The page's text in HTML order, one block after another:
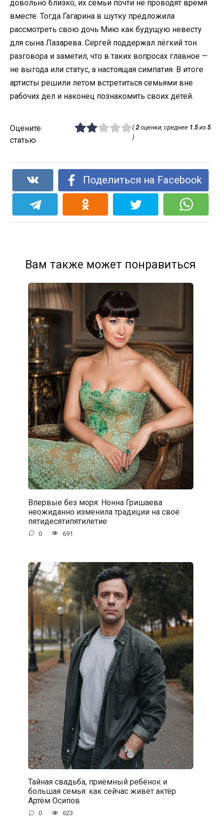
довольно близко, их семьи почти не проводят время
вместе. Тогда Гагарина в шутку предложила
рассмотреть свою дочь Мию как будущую невесту
для сына Лазарева. Сергей поддержал лёгкий тон
разговора и заметил, что в таких вопросах главное —
не выгода или статус, а настоящая симпатия. В итоге
артисты решили летом встретиться семьями вне
рабочих дел и наконец познакомить своих детей.
Оцените
статью
(2 оценки, среднее 1.5из5
)
Поделиться на Facebook
Вам также может понравиться
Впервые без моря: Нонна Гришаева
неожиданно изменила традиции на своё
пятидесятипятилетие
0 691
Тайная свадьба, приёмный ребёнок и
большая семья: как сейчас живёт актёр
Артём Осипов
0 623